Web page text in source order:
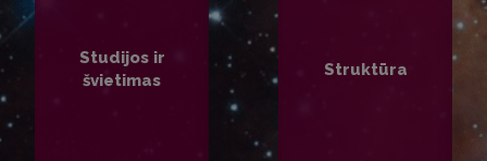
Studijos ir
švietimas
Struktūra